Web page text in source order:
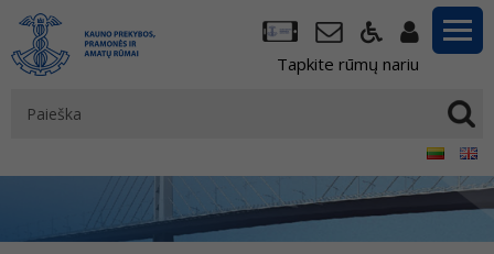
Tapkite rūmų nariu